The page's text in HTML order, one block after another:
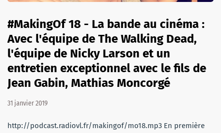
#MakingOf 18 - La bande au cinéma :
Avec l'équipe de The Walking Dead,
l'équipe de Nicky Larson et un
entretien exceptionnel avec le fils de
Jean Gabin, Mathias Moncorgé
31 janvier 2019
http://podcast.radiovl.fr/makingof/mo18.mp3 En première